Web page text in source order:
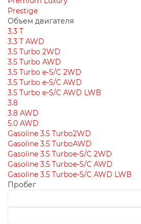
Prestige
Объем двигателя
3.3 T
3.3 T AWD
3.5 Turbo 2WD
3.5 Turbo AWD
3.5 Turbo e-S/C 2WD
3.5 Turbo e-S/C AWD
3.5 Turbo e-S/C AWD LWB
3.8
3.8 AWD
5.0 AWD
Gasoline 3.5 Turbo2WD
Gasoline 3.5 TurboAWD
Gasoline 3.5 Turboe-S/C 2WD
Gasoline 3.5 Turboe-S/C AWD
Gasoline 3.5 Turboe-S/C AWD LWB
Пробег